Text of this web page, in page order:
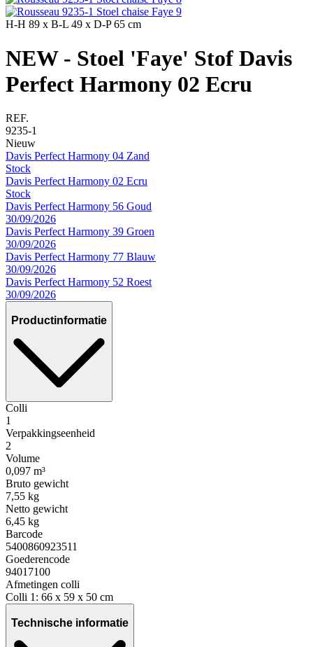
H-H 89 x B-L 49 x D-P65 cm
NEW - Stoel 'Faye' Stof Davis
Perfect Harmony 02 Ecru
REF.
9235-1
Nieuw
Davis Perfect Harmony 04 Zand
Stock
Davis Perfect Harmony 02 Ecru
Stock
Davis Perfect Harmony 56 Goud
30/09/2026
Davis Perfect Harmony 39 Groen
30/09/2026
Davis Perfect Harmony 77 Blauw
30/09/2026
Davis Perfect Harmony 52 Roest
30/09/2026
Productinformatie
Colli
1
Verpakkingseenheid
2
Volume
0,097 m³
Bruto gewicht
7,55 kg
Netto gewicht
6,45 kg
Barcode
5400860923511
Goederencode
94017100
Afmetingen colli
Colli 1: 66 x 59 x 50 cm
Technische informatie